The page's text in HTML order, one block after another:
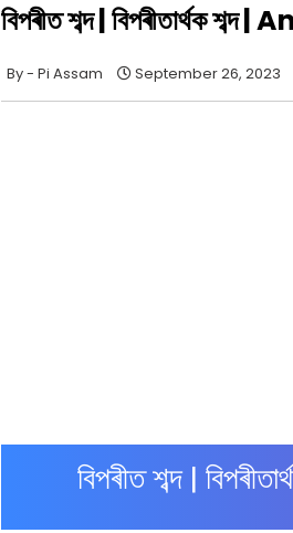
বিপৰীত শব্দ |
Pi Assam September 26, 2023
বিপৰীত শব্দ |